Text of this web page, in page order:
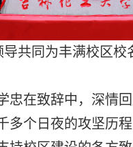
导共同为丰满校区校
在致辞中，深情回
多个日夜的攻坚历